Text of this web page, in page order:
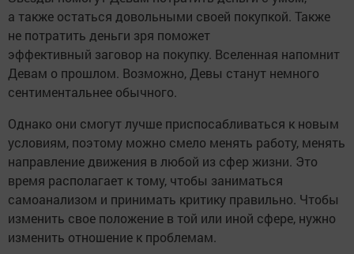
а также остаться довольными своей покупкой. Также
не потратить деньги зря поможет
эффективный заговор на покупку. Вселенная напомнит
Девам о прошлом. Возможно, Девы станут немного
сентиментальнее обычного.
Однако они смогут лучше приспосабливаться к новым
условиям, поэтому можно смело менять работу, менять
направление движения в любой из сфер жизни. Это
время располагает к тому, чтобы заниматься
самоанализом и принимать критику правильно. Чтобы
изменить свое положение в той или иной сфере, нужно
изменить отношение к проблемам.